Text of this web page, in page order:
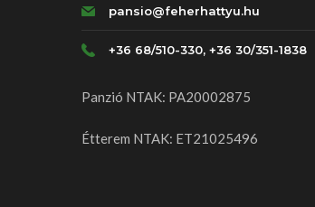
pansio@feherhattyu.hu
+36 68/510-330, +36 30/351-1838
Panzió NTAK: PA20002875
Étterem NTAK: ET21025496